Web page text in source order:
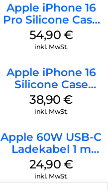
Apple iPhone 16
Pro Silicone Case
MagSafe Black
54,90 €
inkl. MwSt.
Apple iPhone 16
Silicone Case
MagSafe
Ultramarine
38,90€
inkl. MwSt.
Apple 60W USB-C
Ladekabel 1 m
Weiß
24,90 €
inkl. MwSt.